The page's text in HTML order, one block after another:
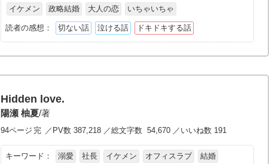
イケメン 政略結婚 大人の恋 いちゃいちゃ
読者の感想： 切ない話 泣ける話 ドキドキする話
Hidden love.
陽瀬 柚夏/著
94ページ 完 ／PV数 387,218 ／総文字数 54,670 ／いいね数 191
キーワード： 溺愛 社長 イケメン オフィスラブ 結婚